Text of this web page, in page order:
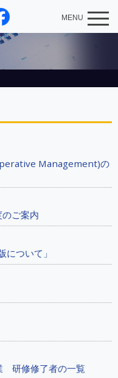
MENU
Management)の
ご案内
について」
研修修了者の一覧